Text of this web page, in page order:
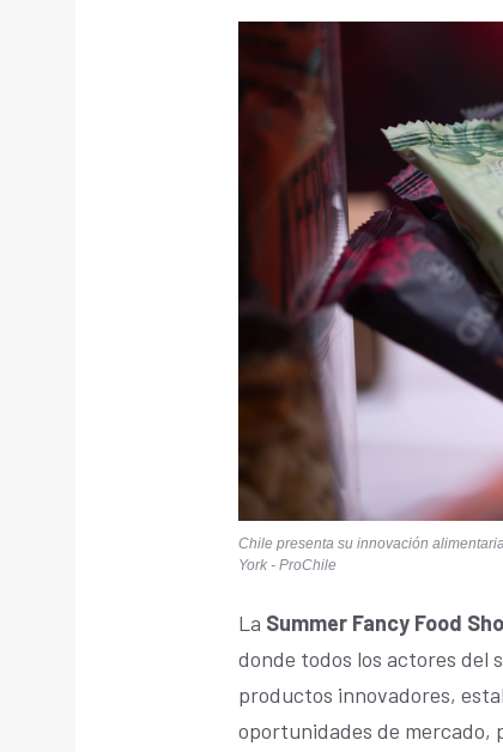
Chile presenta su innovación
York - ProChile
La Summer Fancy Food
donde todos los actores del
productos innovadores,
oportunidades de mercado,